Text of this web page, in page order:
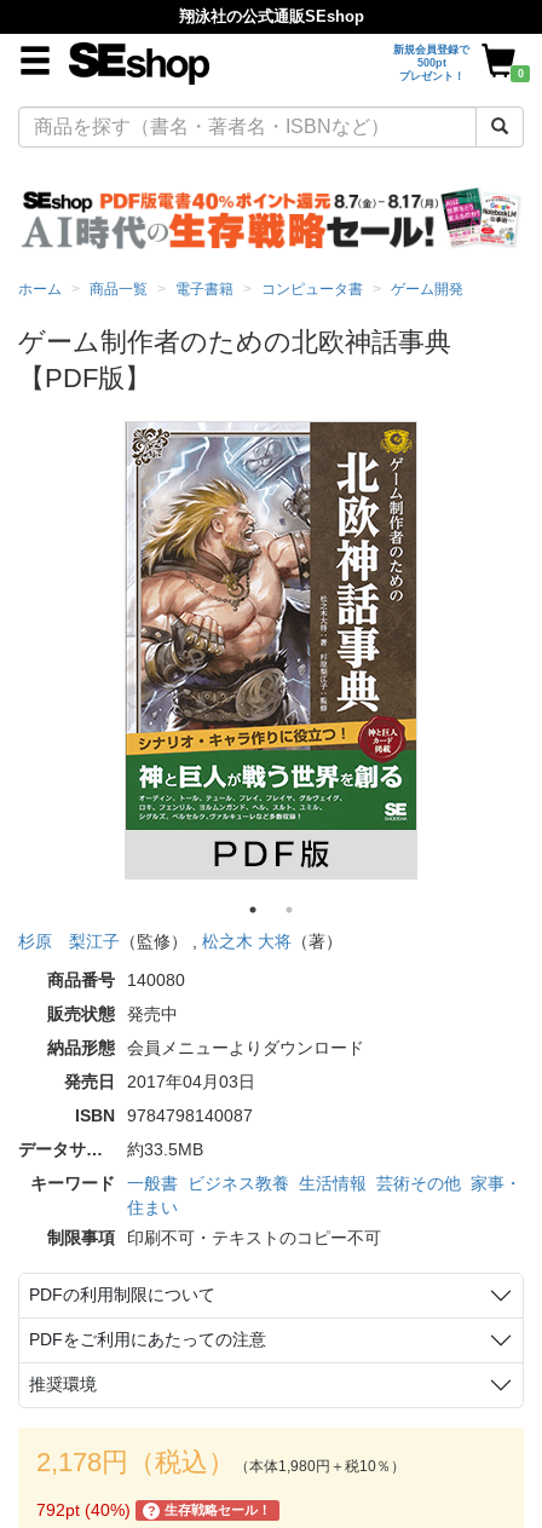
翔泳社の公式通販SEshop
新規会員登録で
500pt
プレゼント！
0
ホーム 商品一覧 電子書籍 コンピュータ書 ゲーム開発
ゲーム制作者のための北欧神話事典
【PDF版】
杉原 梨江子 （監修） , 松之木 大将 （著）
商品番号
140080
販売状態
発売中
納品形態
会員メニューよりダウンロード
発売日
2017年04月03日
ISBN
9784798140087
データサイズ
約33.5MB
キーワード
一般書 ビジネス教養 生活情報 芸術その他 家事・
住まい
制限事項
印刷不可・テキストのコピー不可
PDFの利用制限について
PDFをご利用にあたっての注意
推奨環境
2,178円（税込） （本体1,980円＋税10％）
792pt (40%) ? 生存戦略セール！